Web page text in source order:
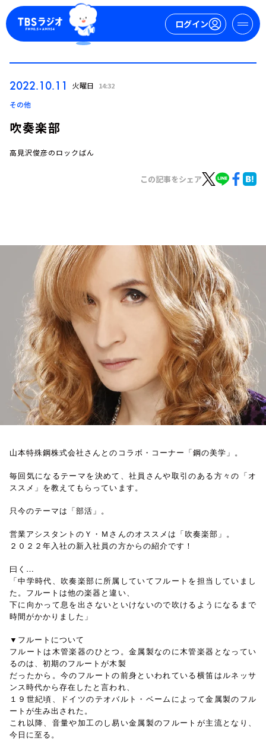
ログイン
トピックス
TBS Podcast
お知らせ
イベント・グッズ
YouTube
会社情報
2022.10.11 火曜日 14:32
その他
吹奏楽部
高見沢俊彦のロックばん
この記事をシェア
山本特殊鋼株式会社さんとのコラボ・コーナー「鋼の美学」。
毎回気になるテーマを決めて、社員さんや取引のある方々の「オ
ススメ」を教えてもらっています。
只今のテーマは「部活」。
営業アシスタントのＹ・Ｍさんのオススメは「吹奏楽部」。
２０２２年入社の新入社員の方からの紹介です！
曰く…
「中学時代、吹奏楽部に所属していてフルートを担当していまし
た。フルートは他の楽器と違い、
下に向かって息を出さないといけないので吹けるようになるまで
時間がかかりました」
▼フルートについて
フルートは木管楽器のひとつ。金属製なのに木管楽器となってい
るのは、初期のフルートが木製
だったから。今のフルートの前身といわれている横笛はルネッサ
ンス時代から存在したと言われ、
１９世紀頃、ドイツのテオバルト・ベームによって金属製のフル
ートが生み出された。
これ以降、音量や加工のし易い金属製のフルートが主流となり、
今日に至る。